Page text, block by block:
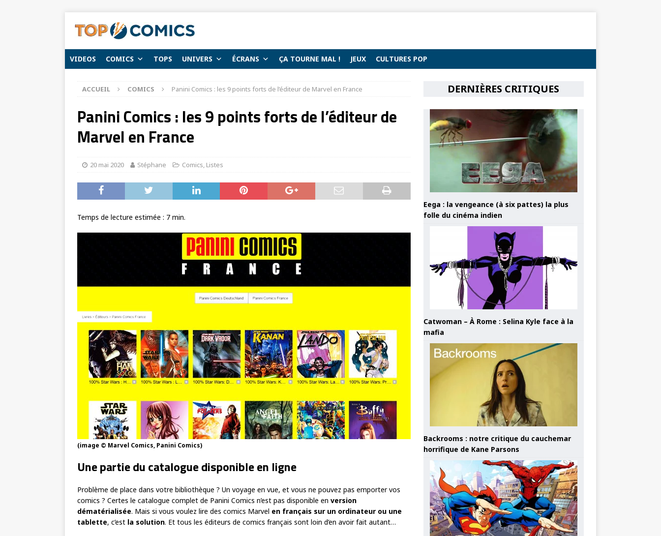
VIDEOS COMICS TOPS UNIVERS ÉCRANS ÇA TOURNE MAL ! JEUX CULTURES POP
ACCUEIL COMICS Panini Comics : les 9 points forts de l’éditeur de Marvel en France
Panini Comics : les 9 points forts de l’éditeur de
Marvel en France
20 mai 2020 Stéphane Comics, Listes
Temps de lecture estimée : 7 min.
(image © Marvel Comics, Panini Comics)
Une partie du catalogue disponible en ligne
Problème de place dans votre bibliothèque ? Un voyage en vue, et vous ne pouvez pas emporter vos
comics ? Certes le catalogue complet de Panini Comics n’est pas disponible en version
dématérialisée. Mais si vous voulez lire des comics Marvel en français sur un ordinateur ou une
tablette, c’est la solution. Et tous les éditeurs de comics français sont loin d’en avoir fait autant…
DERNIÈRES CRITIQUES
Eega : la vengeance (à six pattes) la plus
folle du cinéma indien
Catwoman – À Rome : Selina Kyle face à la
mafia
Backrooms : notre critique du cauchemar
horrifique de Kane Parsons